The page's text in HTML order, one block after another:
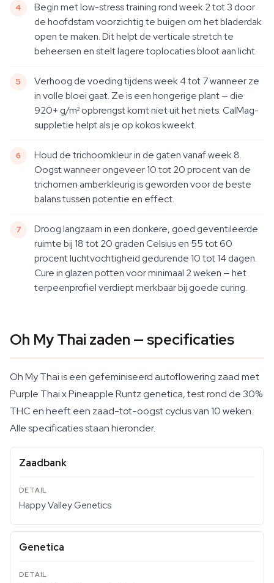
Begin met low-stress training rond week 2 tot 3 door
de hoofdstam voorzichtig te buigen om het bladerdak
open te maken. Dit helpt de verticale stretch te
beheersen en stelt lagere toplocaties bloot aan licht.
Verhoog de voeding tijdens week 4 tot 7 wanneer ze
in volle bloei gaat. Ze is een hongerige plant — die
920+ g/m² opbrengst komt niet uit het niets. CalMag-
suppletie helpt als je op kokos kweekt.
Houd de trichoomkleur in de gaten vanaf week 8.
Oogst wanneer ongeveer 10 tot 20 procent van de
trichomen amberkleurig is geworden voor de beste
balans tussen potentie en effect.
Droog langzaam in een donkere, goed geventileerde
ruimte bij 18 tot 20 graden Celsius en 55 tot 60
procent luchtvochtigheid gedurende 10 tot 14 dagen.
Cure in glazen potten voor minimaal 2 weken — het
terpeenprofiel verdiept merkbaar bij goede curing.
Oh My Thai zaden — specificaties
Oh My Thai is een gefeminiseerd autoflowering zaad met
Purple Thai x Pineapple Runtz genetica, test rond de 30%
THC en heeft een zaad-tot-oogst cyclus van 10 weken.
Alle specificaties staan hieronder.
Zaadbank
Happy Valley Genetics
Genetica